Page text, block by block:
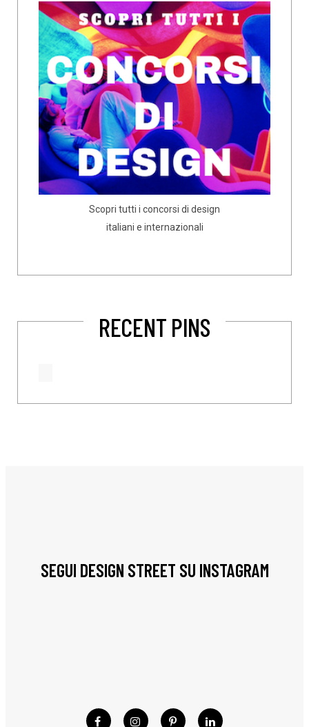
Scopri tutti i concorsi di design
italiani e internazionali
RECENT PINS
SEGUI DESIGN STREET SU INSTAGRAM